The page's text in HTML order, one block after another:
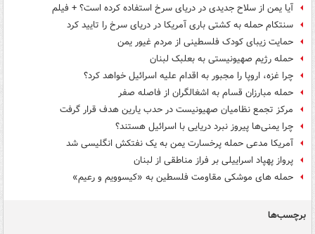
آیا یمن از سلاح جدیدی در دریای سرخ استفاده کرده است؟ + فیلم
سنتکام حمله به کشتی باری آمریکا در دریای سرخ را تایید کرد
حمایت زیبای کودک فلسطینی از مردم غیور یمن
حمله رژیم صهیونیستی به بعلبک لبنان
چرا غزه، اروپا را مجبور به اقدام علیه اسرائیل خواهد کرد؟
حمله مبارزان قسام به اشغالگران از فاصله صفر
مرکز تجمع نظامیان صهیونیست در حدب یارین هدف قرار گرفت
چرا یمنی‌ها پیروز نبرد دریایی با اسرائیل هستند؟
آمریکا مدعی حمله پرخسارت یمن به یک نفتکش انگلیسی شد
پرواز پهپاد اسراییلی بر فراز مناطقی از لبنان
حمله های موشکی مقاومت فلسطین به «کیسوویم و رعیم»
برچسب‌ها